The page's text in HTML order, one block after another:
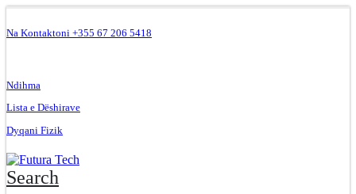
Na Kontaktoni +355 67 206 5418
Ndihma
Lista e Dëshirave
Dyqani Fizik
Search